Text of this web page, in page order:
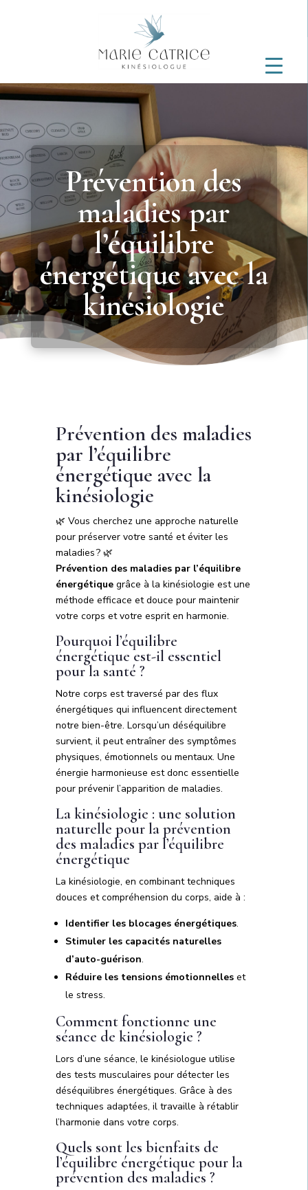
Prévention des
maladies par
l’équilibre
énergétique avec la
kinésiologie
Prévention des maladies
par l’équilibre
énergétique avec la
kinésiologie
🌿 Vous cherchez une approche naturelle
pour préserver votre santé et éviter les
maladies ? 🌿
Prévention des maladies par l’équilibre
énergétiquegrâce à la kinésiologie est une
méthode efficace et douce pour maintenir
votre corps et votre esprit en harmonie.
Pourquoi l’équilibre
énergétique est-il essentiel
pour la santé ?
Notre corps est traversé par des flux
énergétiques qui influencent directement
notre bien-être. Lorsqu’un déséquilibre
survient, il peut entraîner des symptômes
physiques, émotionnels ou mentaux. Une
énergie harmonieuse est donc essentielle
pour prévenir l’apparition de maladies.
La kinésiologie : une solution
naturelle pour la prévention
des maladies par l’équilibre
énergétique
La kinésiologie, en combinant techniques
douces et compréhension du corps, aide à :
Identifier les blocages énergétiques.
Stimuler les capacités naturelles
d’auto-guérison.
Réduire les tensions émotionnelleset
le stress.
Comment fonctionne une
séance de kinésiologie ?
Lors d’une séance, le kinésiologue utilise
des tests musculaires pour détecter les
déséquilibres énergétiques. Grâce à des
techniques adaptées, il travaille à rétablir
l’harmonie dans votre corps.
Quels sont les bienfaits de
l’équilibre énergétique pour la
prévention des maladies ?